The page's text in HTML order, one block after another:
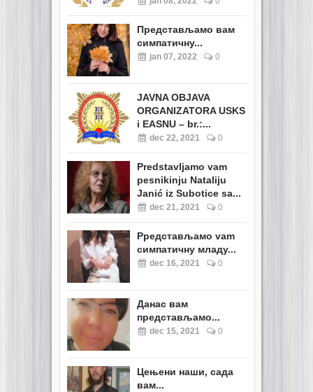
Представљамо вам
симпатичну...
jan 07, 2022 0
JAVNA OBJAVA
ORGANIZATORA USKS
i EASNU – br.:...
dec 22, 2021 0
Predstavljamo vam
pesnikinju Nataliju
Janić iz Subotice sa...
dec 21, 2021 0
Pредстављамо vam
симпатичну младу...
dec 16, 2021 0
Данас вам
представљамо...
dec 15, 2021 0
Цењени наши, сада
вам...